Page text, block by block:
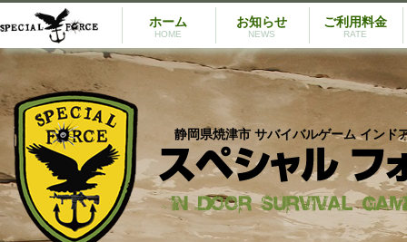
ホーム
HOME
お知らせ
NEWS
ご利用料金
RATE
静岡県焼津市 サバイバルゲーム インド